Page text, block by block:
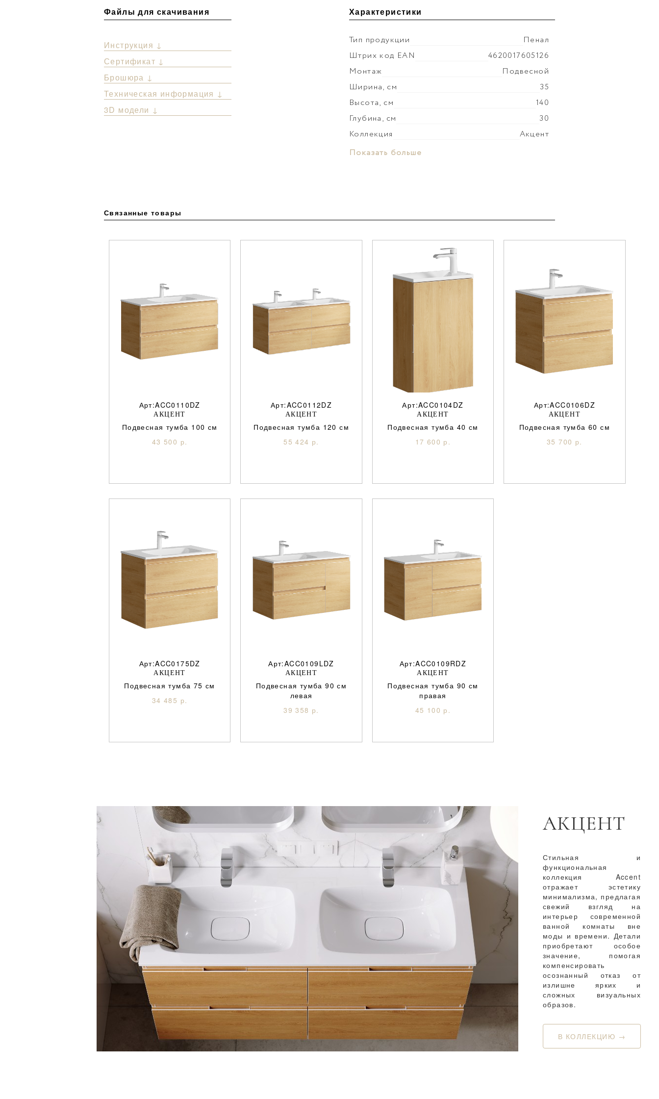
Файлы для скачивания
Инструкция ↓
Сертификат ↓
Брошюра ↓
Техническая информация ↓
3D модели ↓
Характеристики
Тип продукции
Пенал
Штрих код EAN
4620017605126
Монтаж
Подвесной
Ширина, см
35
Высота, см
140
Глубина, см
30
Коллекция
Акцент
Материал корпуса
Показать больше
Связанные товары
Арт:ACC0110DZ
АКЦЕНТ
Подвесная тумба 100 см
43 500 р.
Арт:ACC0112DZ
АКЦЕНТ
Подвесная тумба 120 см
55 424 р.
Арт:ACC0104DZ
АКЦЕНТ
Подвесная тумба 40 см
17 600 р.
Арт:ACC0106DZ
АКЦЕНТ
Подвесная тумба 60 см
35 700 р.
Арт:ACC0175DZ
АКЦЕНТ
Подвесная тумба 75 см
34 485 р.
Арт:ACC0109LDZ
АКЦЕНТ
Подвесная тумба 90 см
левая
39 358 р.
Арт:ACC0109RDZ
АКЦЕНТ
Подвесная тумба 90 см
правая
45 100 р.
АКЦЕНТ
Стильная и
функциональная
коллекция Accent
отражает эстетику
минимализма, предлагая
свежий взгляд на
интерьер современной
ванной комнаты вне
моды и времени. Детали
приобретают особое
значение, помогая
компенсировать
осознанный отказ от
излишне ярких и
сложных визуальных
образов.
В КОЛЛЕКЦИЮ →